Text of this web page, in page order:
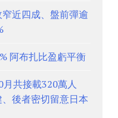
近四成、盤前彈逾
阿布扎比盈虧平衡
共接載320萬人
後者密切留意日本